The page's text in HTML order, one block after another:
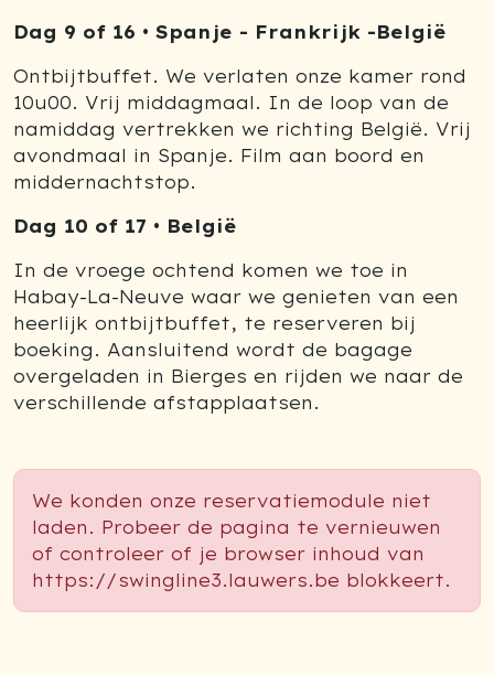
Dag 9 of 16 • Spanje - Frankrijk -België
Ontbijtbuffet. We verlaten onze kamer rond
10u00. Vrij middagmaal. In de loop van de
namiddag vertrekken we richting België. Vrij
avondmaal in Spanje. Film aan boord en
middernachtstop.
Dag 10 of 17 • België
In de vroege ochtend komen we toe in
Habay-La-Neuve waar we genieten van een
heerlijk ontbijtbuffet, te reserveren bij
boeking. Aansluitend wordt de bagage
overgeladen in Bierges en rijden we naar de
verschillende afstapplaatsen.
We konden onze reservatiemodule niet
laden. Probeer de pagina te vernieuwen
of controleer of je browser inhoud van
https://swingline3.lauwers.be blokkeert.